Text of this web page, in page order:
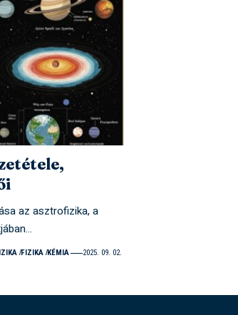
az asztrofizika, a
FIZIKA KÉMIA 2025. 09. 02.